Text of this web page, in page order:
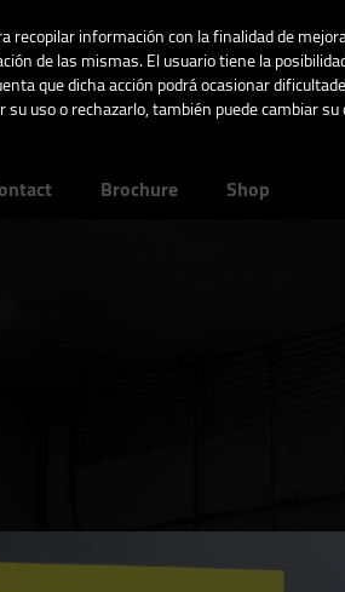
recopilar información con la finalidad de
de las mismas. El usuario tiene la
que dicha acción podrá ocasionar
uso o rechazarlo, también puede cambiar
Brochure Shop